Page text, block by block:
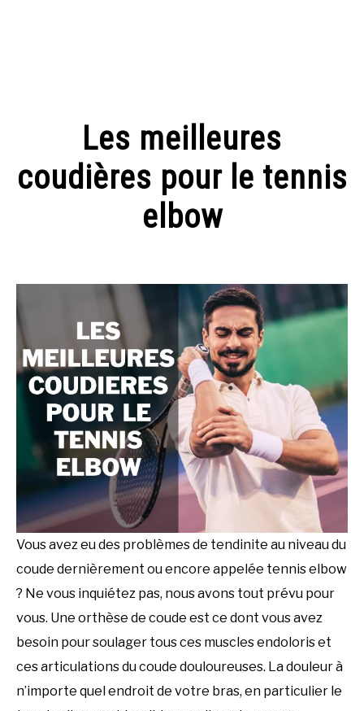
Les meilleures
coudières pour le tennis
elbow
picard
in
Vous avez eu des problèmes de tendinite au niveau du
coude dernièrement ou encore appelée tennis elbow
? Ne vous inquiétez pas, nous avons tout prévu pour
vous. Une orthèse de coude est ce dont vous avez
besoin pour soulager tous ces muscles endoloris et
ces articulations du coude douloureuses. La douleur à
n’importe quel endroit de votre bras, en particulier le